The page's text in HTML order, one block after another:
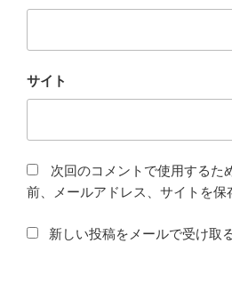
サイト
次回のコメントで使用するた
前、メールアドレス、サイトを保
新しい投稿をメールで受け取